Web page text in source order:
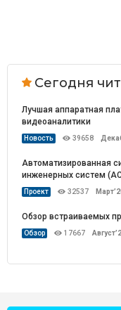
Сегодня
Лучшая аппаратная
видеоаналитики
Новость 39658
Автоматизированная
инженерных систем
Проект 32537
Обзор встраиваемых
Обзор 17667